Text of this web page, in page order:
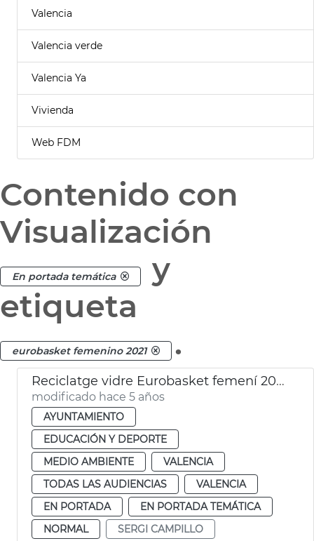
Valencia
Valencia verde
Valencia Ya
Vivienda
Web FDM
Contenido con
Visualización
En portada temática
y
etiqueta
eurobasket femenino 2021 .
Reciclatge vidre Eurobasket femení 2021
modificado hace 5 años
AYUNTAMIENTO
EDUCACIÓN Y DEPORTE
MEDIO AMBIENTE
VALENCIA
TODAS LAS AUDIENCIAS
VALENCIA
EN PORTADA
EN PORTADA TEMÁTICA
NORMAL
SERGI CAMPILLO